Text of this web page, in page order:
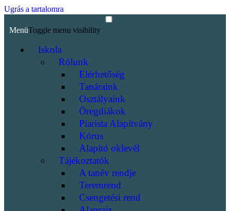
Ugrás a tartalomra
MenüToggle menu visibility
Iskola
Rólunk
Elérhetőség
Tanáraink
Osztályaink
Öregdiákok
Piarista Alapítvány
Kórus
Alapító oklevél
Tájékoztatók
A tanév rendje
Teremrend
Csengetési rend